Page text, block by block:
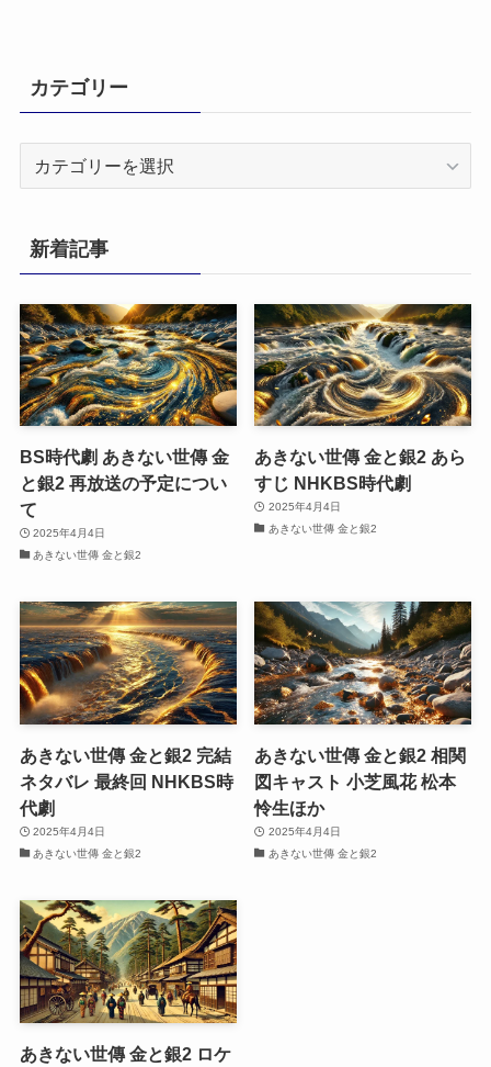
カテゴリー
リ
ー
新着記事
BS時代劇 あきない世傳 金
と銀2 再放送の予定につい
て
2025年4月4日
あきない世傳 金と銀2
あきない世傳 金と銀2 あら
すじ NHKBS時代劇
2025年4月4日
あきない世傳 金と銀2
あきない世傳 金と銀2 完結
ネタバレ 最終回 NHKBS時
代劇
2025年4月4日
あきない世傳 金と銀2
あきない世傳 金と銀2 相関
図キャスト 小芝風花 松本
怜生ほか
2025年4月4日
あきない世傳 金と銀2
あきない世傳 金と銀2 ロケ